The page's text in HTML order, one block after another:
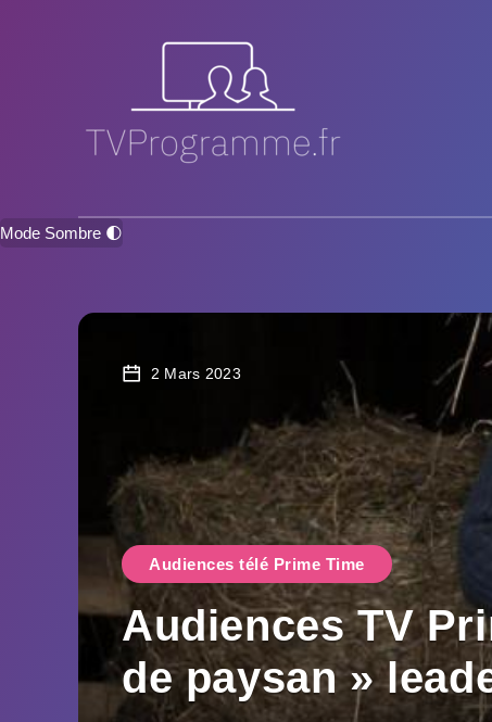
Mode Sombre 🌓
2 Mars 2023
Audiences télé Prime Time
Audiences TV
de paysan »